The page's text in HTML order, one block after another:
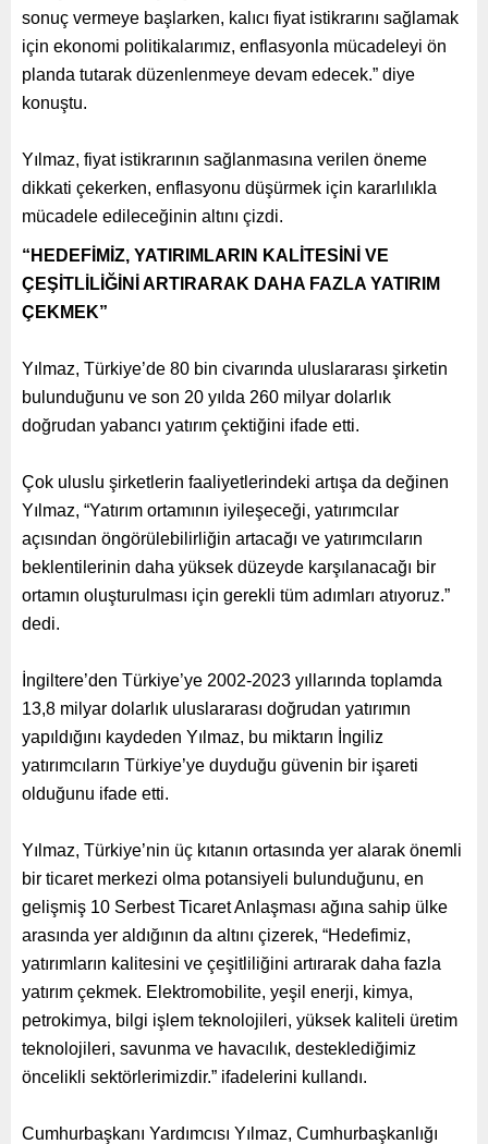
sonuç vermeye başlarken, kalıcı fiyat istikrarını sağlamak
için ekonomi politikalarımız, enflasyonla mücadeleyi ön
planda tutarak düzenlenmeye devam edecek.” diye
konuştu.
Yılmaz, fiyat istikrarının sağlanmasına verilen öneme
dikkati çekerken, enflasyonu düşürmek için kararlılıkla
mücadele edileceğinin altını çizdi.
“HEDEFİMİZ, YATIRIMLARIN KALİTESİNİ VE
ÇEŞİTLİLİĞİNİ ARTIRARAK DAHA FAZLA YATIRIM
ÇEKMEK”
Yılmaz, Türkiye’de 80 bin civarında uluslararası şirketin
bulunduğunu ve son 20 yılda 260 milyar dolarlık
doğrudan yabancı yatırım çektiğini ifade etti.
Çok uluslu şirketlerin faaliyetlerindeki artışa da değinen
Yılmaz, “Yatırım ortamının iyileşeceği, yatırımcılar
açısından öngörülebilirliğin artacağı ve yatırımcıların
beklentilerinin daha yüksek düzeyde karşılanacağı bir
ortamın oluşturulması için gerekli tüm adımları atıyoruz.”
dedi.
İngiltere’den Türkiye’ye 2002-2023 yıllarında toplamda
13,8 milyar dolarlık uluslararası doğrudan yatırımın
yapıldığını kaydeden Yılmaz, bu miktarın İngiliz
yatırımcıların Türkiye’ye duyduğu güvenin bir işareti
olduğunu ifade etti.
Yılmaz, Türkiye’nin üç kıtanın ortasında yer alarak önemli
bir ticaret merkezi olma potansiyeli bulunduğunu, en
gelişmiş 10 Serbest Ticaret Anlaşması ağına sahip ülke
arasında yer aldığının da altını çizerek, “Hedefimiz,
yatırımların kalitesini ve çeşitliliğini artırarak daha fazla
yatırım çekmek. Elektromobilite, yeşil enerji, kimya,
petrokimya, bilgi işlem teknolojileri, yüksek kaliteli üretim
teknolojileri, savunma ve havacılık, desteklediğimiz
öncelikli sektörlerimizdir.” ifadelerini kullandı.
Cumhurbaşkanı Yardımcısı Yılmaz, Cumhurbaşkanlığı